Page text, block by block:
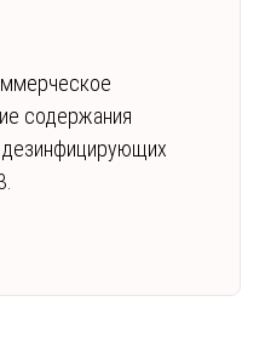
содержания
дезинфицирующих